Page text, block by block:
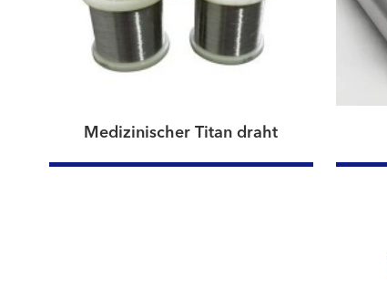
Medizinischer Titan draht